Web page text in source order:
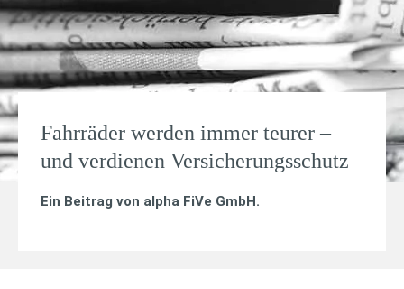
Fahrräder werden immer teurer –
und verdienen Versicherungsschutz
Ein Beitrag von alpha FiVe GmbH.